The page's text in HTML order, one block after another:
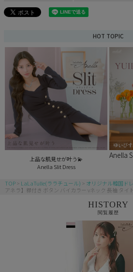
HOT TOPIC
上品な肌見せが叶う💫
Anella Slit Dress
Anella
TOP LaLaTulle(ララチュール) オリジナル韓国ド
アネラ】襟付き ボタン バイカラー vネック 長袖 タイ
HISTORY
閲覧履歴